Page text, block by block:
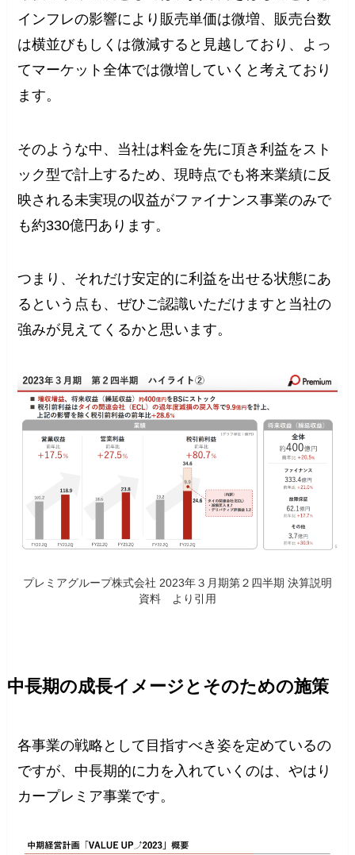
インフレの影響により販売単価は微増、販売台数
は横並びもしくは微減すると見越しており、よっ
てマーケット全体では微増していくと考えており
ます。
そのような中、当社は料金を先に頂き利益をスト
ック型で計上するため、現時点でも将来業績に反
映される未実現の収益がファイナンス事業のみで
も約330億円あります。
つまり、それだけ安定的に利益を出せる状態にあ
るという点も、ぜひご認識いただけますと当社の
強みが見えてくるかと思います。
プレミアグループ株式会社 2023年３月期第２四半期 決算説明
資料 より引用
中長期の成長イメージとそのための施策
各事業の戦略として目指すべき姿を定めているの
ですが、中長期的に力を入れていくのは、やはり
カープレミア事業です。